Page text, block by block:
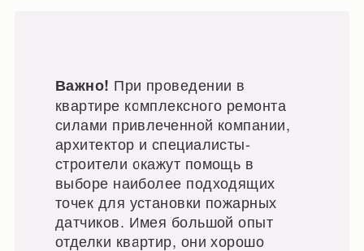
Важно! При проведении в
квартире комплексного ремонта
силами привлеченной компании,
архитектор и специалисты-
строители окажут помощь в
выборе наиболее подходящих
точек для установки пожарных
датчиков. Имея большой опыт
отделки квартир, они хорошо